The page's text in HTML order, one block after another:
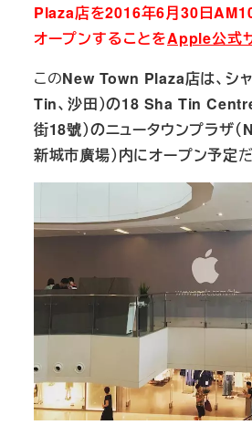
Plaza店を2016年6月30日
オープンすることをApple公式
このNew Town Plaza店は、シ
Tin、沙田）の18 Sha Tin
街18號）のニュータウンプラザ
新城市廣場）内にオープン予定